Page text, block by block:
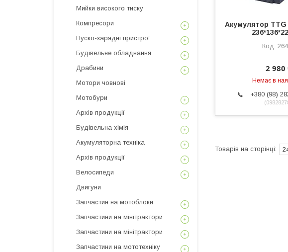
Акумулятор TTG
2 980
Немає в
+380 (98)
Мийки високого тиску
Компресори
Пуско-зарядні пристрої
Будівельне обладнання
Драбини
Мотори човнові
Мотобури
Архів продукції
Будівельна хімія
Акумуляторна техніка
Архів продукції
Велосипеди
Двигуни
Запчастин на мотоблоки
Запчастини на мінітрактори
Запчастини на мінітрактори
Запчастини на мототехніку